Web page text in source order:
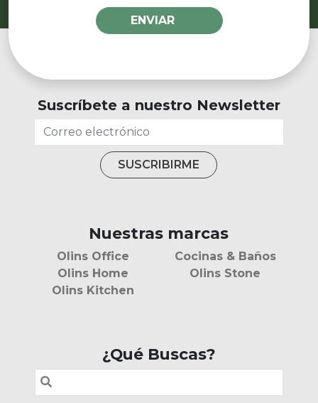
ENVIAR
Suscríbete a nuestro Newsletter
Nuestras marcas
Olins Office
Olins Home
Olins Kitchen
Cocinas & Baños
Olins Stone
¿Qué Buscas?